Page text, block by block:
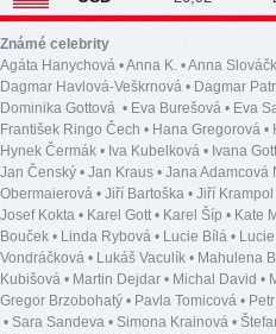
Známé celebrity
Agáta Hanychová •Anna K. •Anna
Dagmar Havlová-Veškrnová • Dagmar
Dominika Gottová • Eva Burešová • Eva
František Ringo Čech • Hana Gregorová •
Hynek Čermák • Iva Kubelková • Ivana
Jan Čenský • Jan Kraus • Jana Adamcová
Obermaierová • Jiří Bartoška • Jiří Krampol
Josef Kokta • Karel Gott• Karel Šíp • Kate
Bouček • Linda Rybová • Lucie Bílá •
Vondráčková • Lukáš Vaculík • Mahulena
Kubišová • Martin Dejdar • Michal David •
Gregor Brzobohatý • Pavla Tomicová •
• Sara Sandeva • Simona Krainová •